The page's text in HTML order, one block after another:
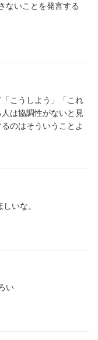
ないことを発言する
こうしよう」「これ
は協調性がないと見
のはそういうことよ
いな。
い